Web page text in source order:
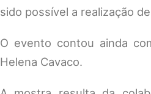
sido possível a realização
O evento contou ainda
Helena Cavaco.